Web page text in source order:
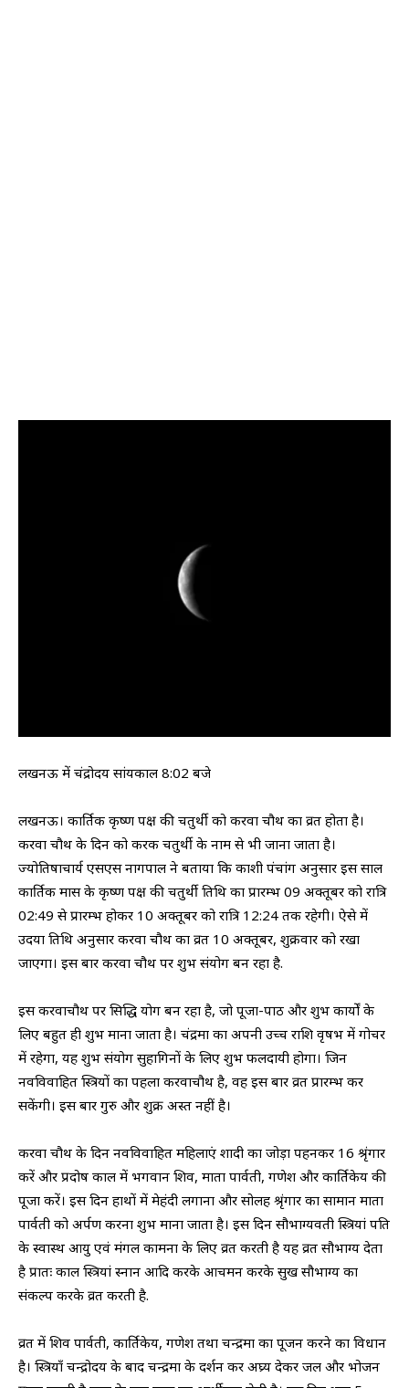
लखनऊ में चंद्रोदय सांयकाल 8:02 बजे
लखनऊ। कार्तिक कृष्ण पक्ष की चतुर्थी को करवा चौथ का व्रत होता है।
करवा चौथ के दिन को करक चतुर्थी के नाम से भी जाना जाता है।
ज्योतिषाचार्य एसएस नागपाल ने बताया कि काशी पंचांग अनुसार इस साल
कार्तिक मास के कृष्ण पक्ष की चतुर्थी तिथि का प्रारम्भ 09 अक्तूबर को रात्रि
02:49 से प्रारम्भ होकर 10 अक्तूबर को रात्रि 12:24 तक रहेगी। ऐसे में
उदया तिथि अनुसार करवा चौथ का व्रत 10 अक्तूबर, शुक्रवार को रखा
जाएगा। इस बार करवा चौथ पर शुभ संयोग बन रहा है.
इस करवाचौथ पर सिद्धि योग बन रहा है, जो पूजा-पाठ और शुभ कार्यों के
लिए बहुत ही शुभ माना जाता है। चंद्रमा का अपनी उच्च राशि वृषभ में गोचर
में रहेगा, यह शुभ संयोग सुहागिनों के लिए शुभ फलदायी होगा। जिन
नवविवाहित स्त्रियों का पहला करवाचौथ है, वह इस बार व्रत प्रारम्भ कर
सकेंगी। इस बार गुरु और शुक्र अस्त नहीं है।
करवा चौथ के दिन नवविवाहित महिलाएं शादी का जोड़ा पहनकर 16 श्रृंगार
करें और प्रदोष काल में भगवान शिव, माता पार्वती, गणेश और कार्तिकेय की
पूजा करें। इस दिन हाथों में मेहंदी लगाना और सोलह श्रृंगार का सामान माता
पार्वती को अर्पण करना शुभ माना जाता है। इस दिन सौभाग्यवती स्त्रियां पति
के स्वास्थ आयु एवं मंगल कामना के लिए व्रत करती है यह व्रत सौभाग्य देता
है प्रातः काल स्त्रियां स्नान आदि करके आचमन करके सुख सौभाग्य का
संकल्प करके व्रत करती है.
व्रत में शिव पार्वती, कार्तिकेय, गणेश तथा चन्द्रमा का पूजन करने का विधान
है। स्त्रियाँ चन्द्रोदय के बाद चन्द्रमा के दर्शन कर अघ्र्य देकर जल और भोजन